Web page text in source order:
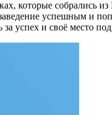
которые собрались
успешным и
успех и своё место